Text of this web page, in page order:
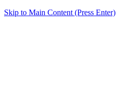
Skip to Main Content (Press Enter)